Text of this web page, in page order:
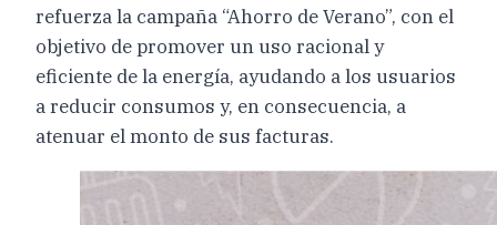
refuerza la campaña “Ahorro de Verano”, con el
objetivo de promover un uso racional y
eficiente de la energía, ayudando a los usuarios
a reducir consumos y, en consecuencia, a
atenuar el monto de sus facturas.